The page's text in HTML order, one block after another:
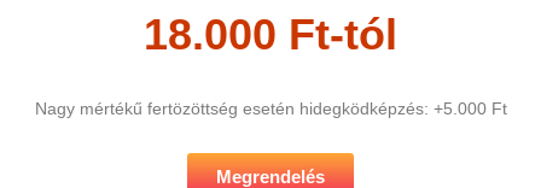
18.000 Ft-tól
Nagy mértékű fertözöttség esetén hidegködképzés: +5.000 Ft
Megrendelés